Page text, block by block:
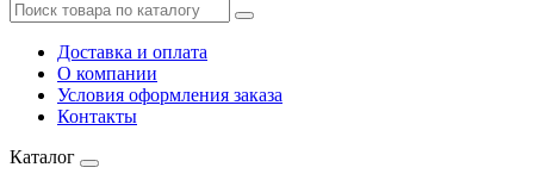
Доставка и оплата
О компании
Условия оформления заказа
Контакты
Каталог